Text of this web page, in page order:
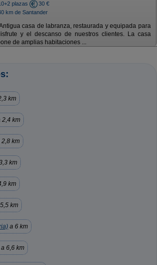
plazas
30 €
km de Santander
casa de labranza, restaurada y equipada para
y el descanso de nuestros clientes. La casa
de amplias habitaciones ...
km
2,4 km
2,8 km
km
km
km
a 6 km
a 6,6 km